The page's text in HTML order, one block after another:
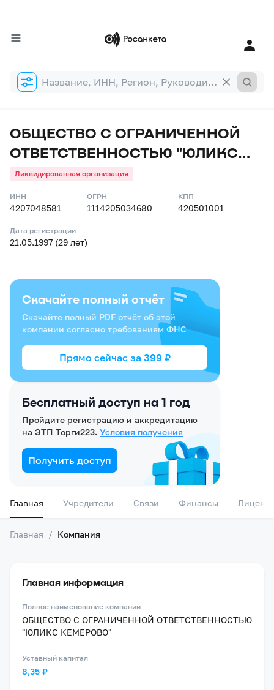
Форма
поиска
ОБЩЕСТВО С ОГРАНИЧЕННОЙ
ОТВЕТСТВЕННОСТЬЮ "ЮЛИКС
КЕМЕРОВО"
Ликвидированная организация
ИНН
4207048581
ОГРН
1114205034680
КПП
420501001
Дата регистрации
21.05.1997 (29 лет)
Бесплатный доступ на 1 год
Пройдите регистрацию и аккредитацию
на ЭТП Торги223. Условия получения
Получить доступ
Скачайте полный отчёт
Скачайте полный PDF отчёт об этой
компании согласно требованиям ФНС
Прямо сейчас за 399 ₽
Главная Учредители Связи Финансы
Главная / Компания
Главная информация
Полное наименование компании
ОБЩЕСТВО С ОГРАНИЧЕННОЙ ОТВЕТСТВЕННОСТЬЮ
"ЮЛИКС КЕМЕРОВО"
Уставный капитал
8,35 ₽